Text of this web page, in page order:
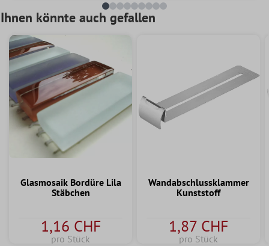
Ihnen könnte auch gefallen
Glasmosaik Bordüre Lila
Stäbchen
1,16 CHF
pro Stück
Wandabschlussklammer
Kunststoff
1,87 CHF
pro Stück